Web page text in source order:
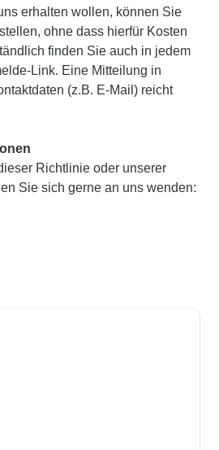
erhalten wollen, können Sie
ohne dass hierfür Kosten
finden Sie auch in jedem
Link. Eine Mitteilung in
(z.B. E-Mail) reicht
Richtlinie oder unserer
Sie sich gerne an uns wenden: